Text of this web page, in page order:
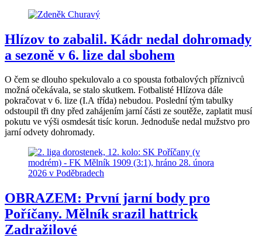
Hlízov to zabalil. Kádr nedal dohromady
a sezoně v 6. lize dal sbohem
O čem se dlouho spekulovalo a co spousta fotbalových příznivců
možná očekávala, se stalo skutkem. Fotbalisté Hlízova dále
pokračovat v 6. lize (I.A třída) nebudou. Poslední tým tabulky
odstoupil tři dny před zahájením jarní části ze soutěže, zaplatit musí
pokutu ve výši osmdesát tisíc korun. Jednoduše nedal mužstvo pro
jarní odvety dohromady.
OBRAZEM: První jarní body pro
Poříčany. Mělník srazil hattrick
Zadražilové